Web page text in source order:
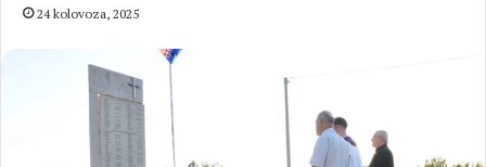
24 kolovoza, 2025